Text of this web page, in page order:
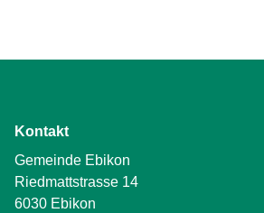
Kontakt
Gemeinde Ebikon
Riedmattstrasse 14
6030 Ebikon